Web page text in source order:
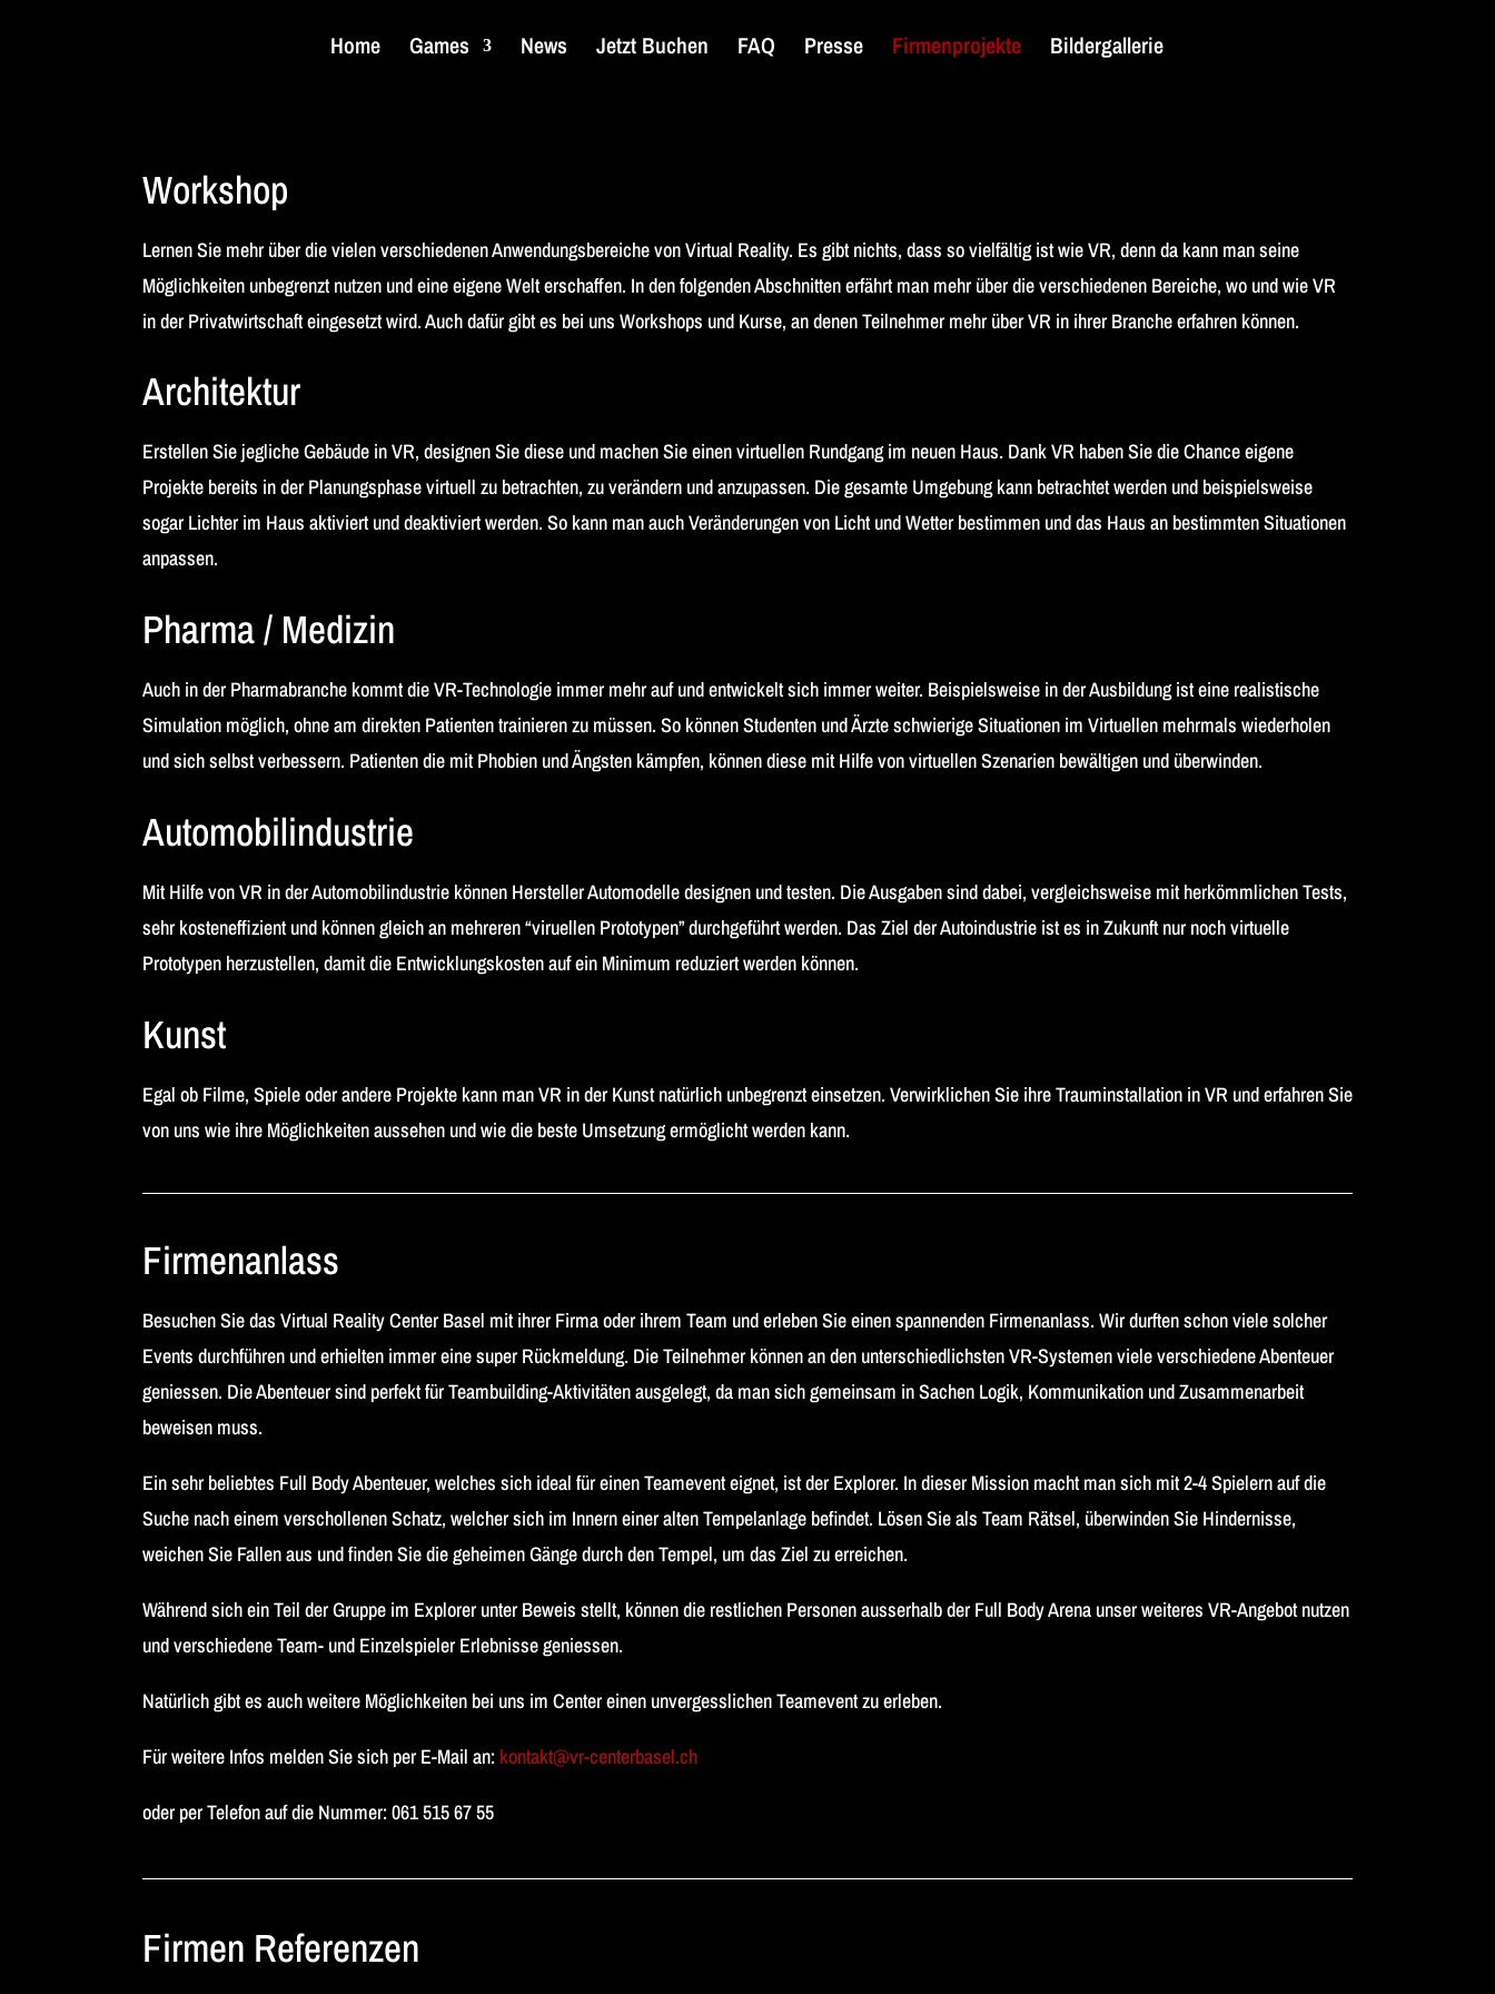
Home Games News Jetzt Buchen FAQ Presse Firmenprojekte Bildergallerie
Workshop
Lernen Sie mehr über die vielen verschiedenen Anwendungsbereiche von Virtual Reality. Es gibt nichts, dass so vielfältig ist wie VR, denn da kann man seine
Möglichkeiten unbegrenzt nutzen und eine eigene Welt erschaffen. In den folgenden Abschnitten erfährt man mehr über die verschiedenen Bereiche, wo und wie VR
in der Privatwirtschaft eingesetzt wird. Auch dafür gibt es bei uns Workshops und Kurse, an denen Teilnehmer mehr über VR in ihrer Branche erfahren können.
Architektur
Erstellen Sie jegliche Gebäude in VR, designen Sie diese und machen Sie einen virtuellen Rundgang im neuen Haus. Dank VR haben Sie die Chance eigene
Projekte bereits in der Planungsphase virtuell zu betrachten, zu verändern und anzupassen. Die gesamte Umgebung kann betrachtet werden und beispielsweise
sogar Lichter im Haus aktiviert und deaktiviert werden. So kann man auch Veränderungen von Licht und Wetter bestimmen und das Haus an bestimmten Situationen
anpassen.
Pharma / Medizin
Auch in der Pharmabranche kommt die VR-Technologie immer mehr auf und entwickelt sich immer weiter. Beispielsweise in der Ausbildung ist eine realistische
Simulation möglich, ohne am direkten Patienten trainieren zu müssen. So können Studenten und Ärzte schwierige Situationen im Virtuellen mehrmals wiederholen
und sich selbst verbessern. Patienten die mit Phobien und Ängsten kämpfen, können diese mit Hilfe von virtuellen Szenarien bewältigen und überwinden.
Automobilindustrie
​Mit Hilfe von VR in der Automobilindustrie können Hersteller Automodelle designen und testen. Die Ausgaben sind dabei, vergleichsweise mit herkömmlichen Tests,
sehr kosteneffizient und können gleich an mehreren “viruellen Prototypen” durchgeführt werden. Das Ziel der Autoindustrie ist es in Zukunft nur noch virtuelle
Prototypen herzustellen, damit die Entwicklungskosten auf ein Minimum reduziert werden können.
Kunst
Egal ob Filme, Spiele oder andere Projekte kann man VR in der Kunst natürlich unbegrenzt einsetzen. Verwirklichen Sie ihre Trauminstallation in VR und erfahren Sie
von uns wie ihre Möglichkeiten aussehen und wie die beste Umsetzung ermöglicht werden kann.
Firmenanlass
Besuchen Sie das Virtual Reality Center Basel mit ihrer Firma oder ihrem Team und erleben Sie einen spannenden Firmenanlass. Wir durften schon viele solcher
Events durchführen und erhielten immer eine super Rückmeldung. Die Teilnehmer können an den unterschiedlichsten VR-Systemen viele verschiedene Abenteuer
geniessen. Die Abenteuer sind perfekt für Teambuilding-Aktivitäten ausgelegt, da man sich gemeinsam in Sachen Logik, Kommunikation und Zusammenarbeit
beweisen muss.
Ein sehr beliebtes Full Body Abenteuer, welches sich ideal für einen Teamevent eignet, ist der Explorer. In dieser Mission macht man sich mit 2-4 Spielern auf die
Suche nach einem verschollenen Schatz, welcher sich im Innern einer alten Tempelanlage befindet. Lösen Sie als Team Rätsel, überwinden Sie Hindernisse,
weichen Sie Fallen aus und finden Sie die geheimen Gänge durch den Tempel, um das Ziel zu erreichen.
Während sich ein Teil der Gruppe im Explorer unter Beweis stellt, können die restlichen Personen ausserhalb der Full Body Arena unser weiteres VR-Angebot nutzen
und verschiedene Team- und Einzelspieler Erlebnisse geniessen.
Natürlich gibt es auch weitere Möglichkeiten bei uns im Center einen unvergesslichen Teamevent zu erleben.
Für weitere Infos melden Sie sich per E-Mail an: kontakt@vr-centerbasel.ch
oder per Telefon auf die Nummer: 061 515 67 55
Firmen Referenzen